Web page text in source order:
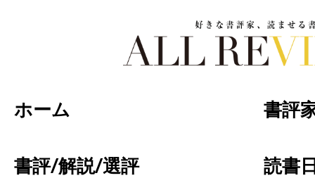
ホーム 書評
書評/解説/選評 読書